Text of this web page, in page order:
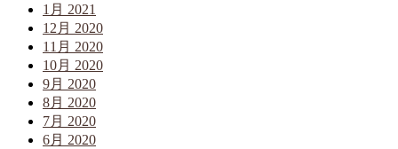
1月 2021
12月 2020
11月 2020
10月 2020
9月 2020
8月 2020
7月 2020
6月 2020